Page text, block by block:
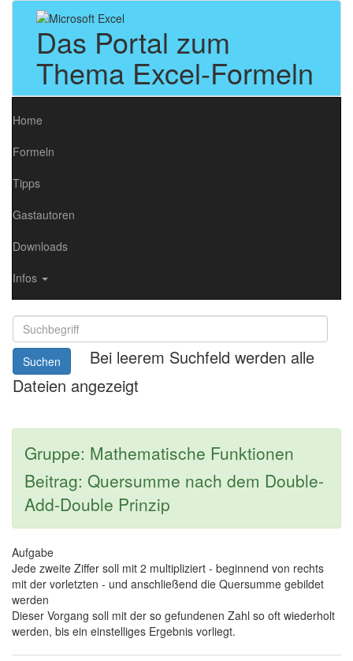
Das Portal zum
Thema Excel-Formeln
Home
Formeln
Tipps
Gastautoren
Downloads
Infos
Suchen
Bei leerem Suchfeld werden alle
Dateien angezeigt
Gruppe: Mathematische Funktionen
Beitrag: Quersumme nach dem Double-
Add-Double Prinzip
Aufgabe
Jede zweite Ziffer soll mit 2 multipliziert - beginnend von rechts
mit der vorletzten - und anschließend die Quersumme gebildet
werden
Dieser Vorgang soll mit der so gefundenen Zahl so oft wiederholt
werden, bis ein einstelliges Ergebnis vorliegt.